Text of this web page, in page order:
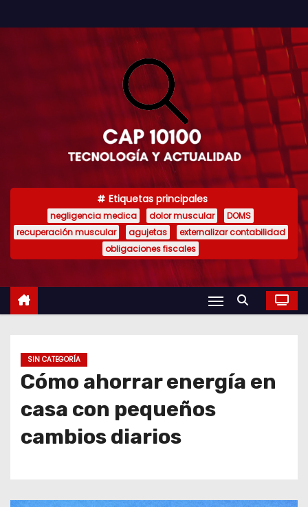
a
o
Etiquetas principales
negligencia medica dolor muscular
DOMS
recuperación muscular
agujetas
externalizar contabilidad
obligaciones fiscales
SIN CATEGORÍA
Cómo ahorrar energía en
casa con pequeños
cambios diarios